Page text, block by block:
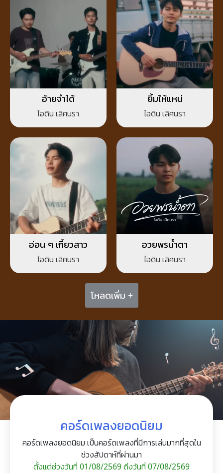
อ้ายจำได้
ไอดิน เลิศนรา
ยิ้มให้แหน่
ไอดิน เลิศนรา
อ่อน ๆ เกี้ยวสาว
ไอดิน เลิศนรา
อวยพรน้ำตา
ไอดิน เลิศนรา
โหลดเพิ่ม +
คอร์ดเพลงยอดนิยม
คอร์ดเพลงยอดนิยม เป็นคอร์ดเพลงที่มีการเล่นมากที่สุดใน
ช่วงสัปดาห์ที่ผ่านมา
ตั้งแต่ช่วงวันที่ 01/08/2569 ถึงวันที่ 07/08/2569